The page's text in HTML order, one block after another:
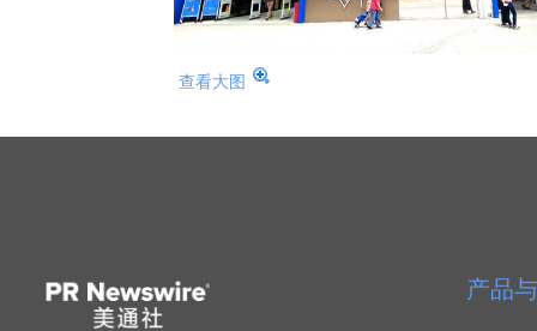
查看大图
产品